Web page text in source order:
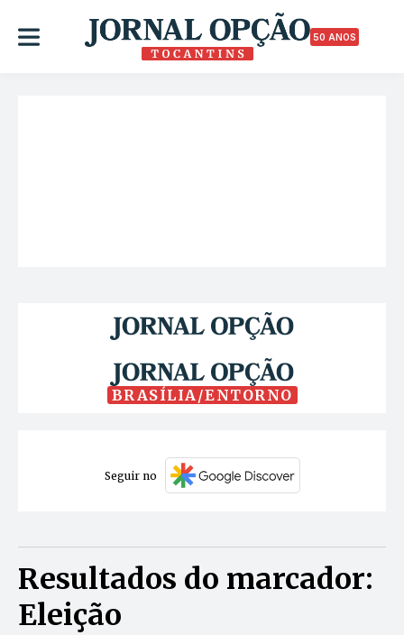
50 ANOS
BRASÍLIA/ENTORNO
Seguir no
Resultados do marcador:
Eleição